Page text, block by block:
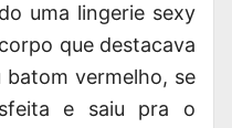
uma lingerie sexy
que destacava
batom vermelho, se
e saiu pra o